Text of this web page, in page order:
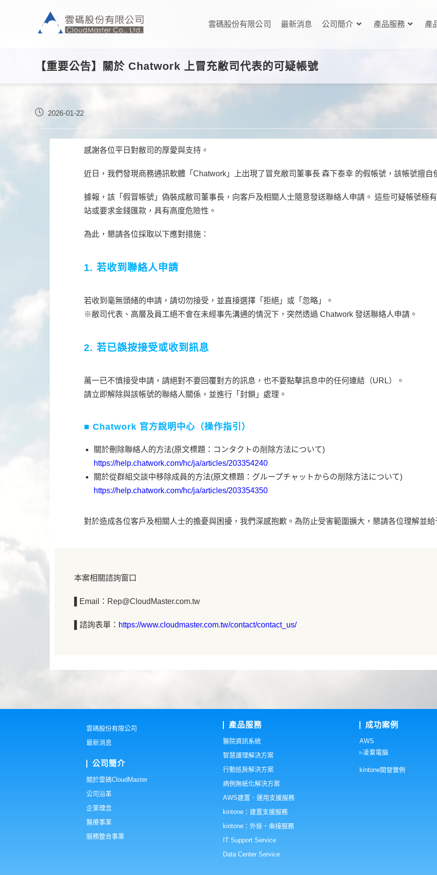
雲碼股份有限公司 最新消息 公司簡介 產品服務 產
【重要公告】關於 Chatwork 上冒充敝司代表的可疑帳號
2026-01-22
感謝各位平日對敝司的厚愛與支持。
近日，我們發現商務通訊軟體「Chatwork」上出現了冒充敝司董事長 森下泰幸 的假帳號，該帳號擅自
據報，該「假冒帳號」偽裝成敝司董事長，向客戶及相關人士隨意發送聯絡人申請。 這些可疑帳號極
站或要求金錢匯款，具有高度危險性。
為此，懇請各位採取以下應對措施：
1. 若收到聯絡人申請
若收到毫無頭緒的申請，請切勿接受，並直接選擇「拒絕」或「忽略」。
※敝司代表、高層及員工絕不會在未經事先溝通的情況下，突然透過 Chatwork 發送聯絡人申請。
2. 若已誤按接受或收到訊息
萬一已不慎接受申請，請絕對不要回覆對方的訊息，也不要點擊訊息中的任何連結（URL）。
請立即解除與該帳號的聯絡人關係，並進行「封鎖」處理。
■ Chatwork 官方說明中心（操作指引）
關於刪除聯絡人的方法(原文標題：コンタクトの削除方法について)
https://help.chatwork.com/hc/ja/articles/203354240
關於從群組交談中移除成員的方法(原文標題：グループチャットからの削除方法について)
https://help.chatwork.com/hc/ja/articles/203354350
對於造成各位客戶及相關人士的擔憂與困擾，我們深感抱歉。為防止受害範圍擴大，懇請各位理解並給
本案相關諮詢窗口
▌Email：Rep@CloudMaster.com.tw
▌諮詢表單： https://www.cloudmaster.com.tw/contact/contact_us/
雲碼股份有限公司
最新消息
公司簡介
關於雲碼CloudMaster
公司沿革
企業理念
醫療事業
服務整合事業
產品服務
醫院資訊系統
智慧護理解決方案
行動巡房解決方案
病例無紙化解決方案
AWS建置．運用支援服務
kintone：建置支援服務
kintone：外掛・串接服務
IT Support Service
Data Center Service
成功案例
AWS
▹凌羣電腦
kintone開發實例